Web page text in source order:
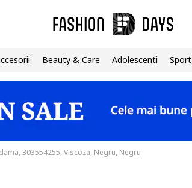
Beauty & Care Adolescenti Sport
303554255, Viscoza, Negru, Negru